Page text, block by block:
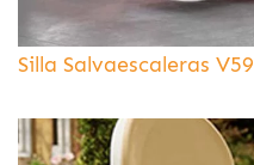
Silla Salvaescaleras V59